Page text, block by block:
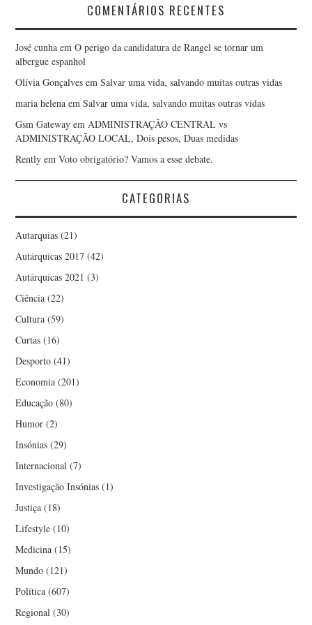
COMENTÁRIOS RECENTES
José cunha emO perigo da candidatura de Rangel se tornar um
albergue espanhol
Olívia Gonçalves emSalvar uma vida, salvando muitas outras vidas
maria helena emSalvar uma vida, salvando muitas outras vidas
Gsm Gateway em ADMINISTRAÇÃO CENTRAL vs
ADMINISTRAÇÃO LOCAL, Dois pesos, Duas medidas
Rently emVoto obrigatório? Vamos a esse debate.
CATEGORIAS
Autarquias (21)
Autárquicas 2017 (42)
Autárquicas 2021 (3)
Ciência (22)
Cultura (59)
Curtas (16)
Desporto (41)
Economia (201)
Educação (80)
Humor (2)
Insónias (29)
Internacional (7)
Investigação Insónias (1)
Justiça (18)
Lifestyle (10)
Medicina (15)
Mundo (121)
Política (607)
Regional (30)